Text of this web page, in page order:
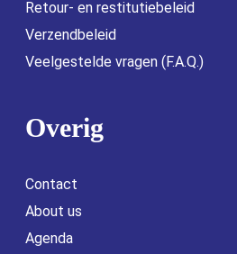
Retour- en restitutiebeleid
Verzendbeleid
Veelgestelde vragen (F.A.Q.)
Overig
Contact
About us
Agenda